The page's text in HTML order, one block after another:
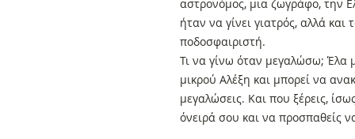
αστρονόμος, μια ζωγράφο, την
ήταν να γίνει γιατρός, αλλά
ποδοσφαιριστή.
Τι να γίνω όταν μεγαλώσω; Έλα
μικρού Αλέξη και μπορεί να
μεγαλώσεις. Και που ξέρεις,
όνειρά σου και να προσπαθείς